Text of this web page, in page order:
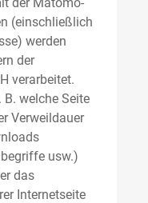
(einschließlich
werden
der
verarbeitet.
B. welche Seite
Verweildauer
usw.)
das
Internetseite